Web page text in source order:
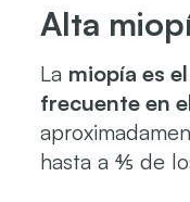
Alta
La miopía es
frecuente en
hasta a ⅘ de